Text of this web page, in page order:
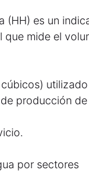
(HH) es un
que mide el
producción de
por sectores